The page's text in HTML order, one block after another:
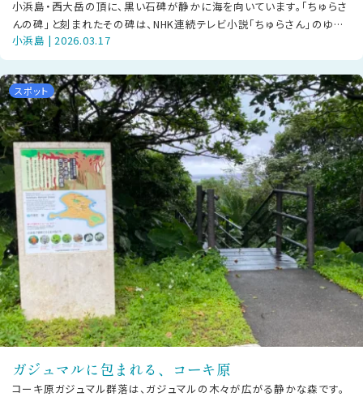
小浜島・西大岳の頂に、黒い石碑が静かに海を向いています。「ちゅらさ
んの碑」と刻まれたその碑は、NHK連続テレビ小説「ちゅらさん」のゆか
りをいまに伝えるものです。
小浜島 | 2026.03.17
スポット
ガジュマルに包まれる、コーキ原
コーキ原ガジュマル群落は、ガジュマルの木々が広がる静かな森です。